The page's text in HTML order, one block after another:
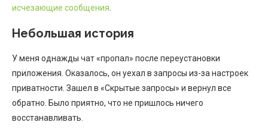
исчезающие сообщения
Небольшая история
У меня однажды чат «пропал» после переустановки
приложения. Оказалось, он уехал в запросы из-за настроек
приватности. Зашел в «Скрытые запросы» и вернул все
обратно. Было приятно, что не пришлось ничего
восстанавливать.